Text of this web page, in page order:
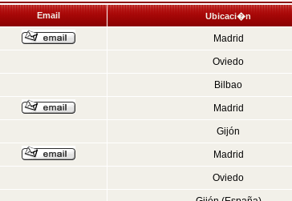
Email Ubicaci�n
Madrid
Oviedo
Bilbao
Madrid
Gijón
Madrid
Oviedo